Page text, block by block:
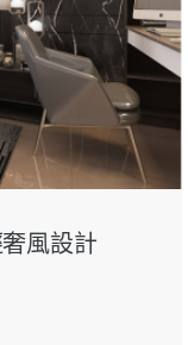
風設計